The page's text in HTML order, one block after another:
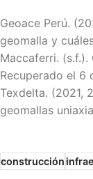
Geoace Perú.
geomalla y
Maccaferri. (s.f.).
Recuperado el 6
Texdelta. (2021,
geomallas
construcción